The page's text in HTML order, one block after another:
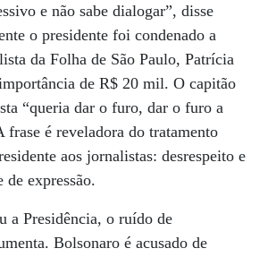
e não sabe dialogar”, disse
o presidente foi condenado a
da Folha de São Paulo, Patrícia
de R$ 20 mil. O capitão
“queria dar o furo, dar o furo a
frase é reveladora do tratamento
aos jornalistas: desrespeito e
de expressão.
a Presidência, o ruído de
Bolsonaro é acusado de